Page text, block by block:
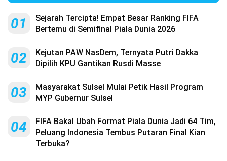
01
Sejarah Tercipta! Empat Besar Ranking FIFA
Bertemu di Semifinal Piala Dunia 2026
02
Kejutan PAW NasDem, Ternyata Putri Dakka
Dipilih KPU Gantikan Rusdi Masse
03
Masyarakat Sulsel Mulai Petik Hasil Program
MYP Gubernur Sulsel
04
FIFA Bakal Ubah Format Piala Dunia Jadi 64 Tim,
Peluang Indonesia Tembus Putaran Final Kian
Terbuka?